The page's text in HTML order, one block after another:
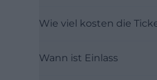
Wie viel kosten die
Wann ist Einlass